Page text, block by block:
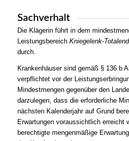
Sachverhalt
Die Klägerin führt in dem
Leistungsbereich Kniegelenk-
durch.
Krankenhäuser sind gemäß § 136 b
verpflichtet vor der
Mindestmengen gegenüber den
darzulegen, dass die erforderliche
nächsten Kalenderjahr auf Grund
Erwartungen voraussichtlich erreicht
berechtigte mengenmäßige